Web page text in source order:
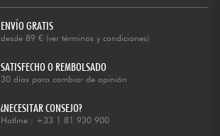
ENVÍO GRATIS
desde 89 € (ver términos y condiciones)
SATISFECHO O REMBOLSADO
30 días para cambiar de opinión
¿NECESITAR CONSEJO?
Hotline : +33 1 81 930 900